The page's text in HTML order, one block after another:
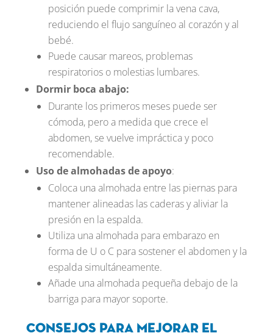
posición puede comprimir la vena cava,
reduciendo el flujo sanguíneo al corazón y al
bebé.
Puede causar mareos, problemas
respiratorios o molestias lumbares.
Dormir boca abajo:
Durante los primeros meses puede ser
cómoda, pero a medida que crece el
abdomen, se vuelve impráctica y poco
recomendable.
Uso de almohadas de apoyo:
Coloca una almohada entre las piernas para
mantener alineadas las caderas y aliviar la
presión en la espalda.
Utiliza una almohada para embarazo en
forma de U o C para sostener el abdomen y la
espalda simultáneamente.
Añade una almohada pequeña debajo de la
barriga para mayor soporte.
Consejos para mejorar el